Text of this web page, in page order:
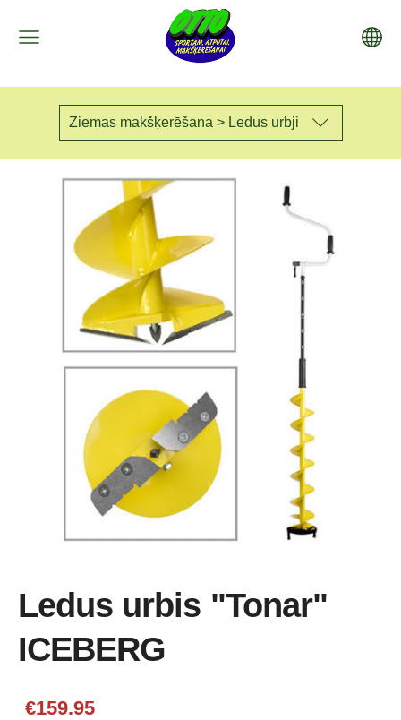
Ziemas makšķerēšana > Ledus urbji
Ledus urbis "Tonar"
ICEBERG
€159.95